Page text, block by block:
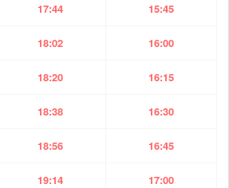
17:44 15:45
18:02 16:00
18:20 16:15
18:38 16:30
18:56 16:45
19:14 17:00